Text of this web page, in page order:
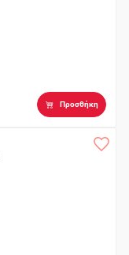
Προσθήκη